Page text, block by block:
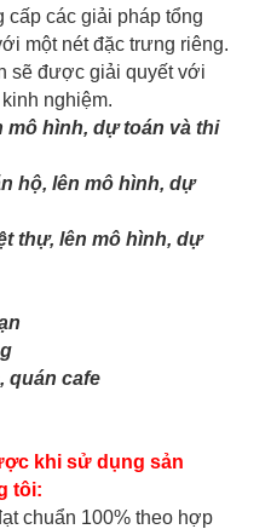
cấp các giải pháp tổng
một nét đặc trưng riêng.
sẽ được giải quyết với
nghiệm.
mô hình, dự toán và thi
hộ, lên mô hình, dự
thự, lên mô hình, dự
quán cafe
khi sử dụng sản
tôi:
chuẩn 100% theo hợp